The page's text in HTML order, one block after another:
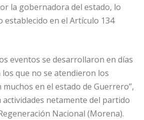
la gobernadora del estado, lo
establecido en el Artículo 134
eventos se desarrollaron en días
los que no se atendieron los
en el estado de Guerrero”,
netamente del partido
Nacional (Morena).